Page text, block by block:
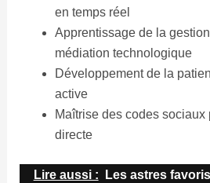
en temps réel
Apprentissage de la
médiation technologique
Développement de la
active
Maîtrise des codes sociaux
directe
Lire aussi :
Les astres